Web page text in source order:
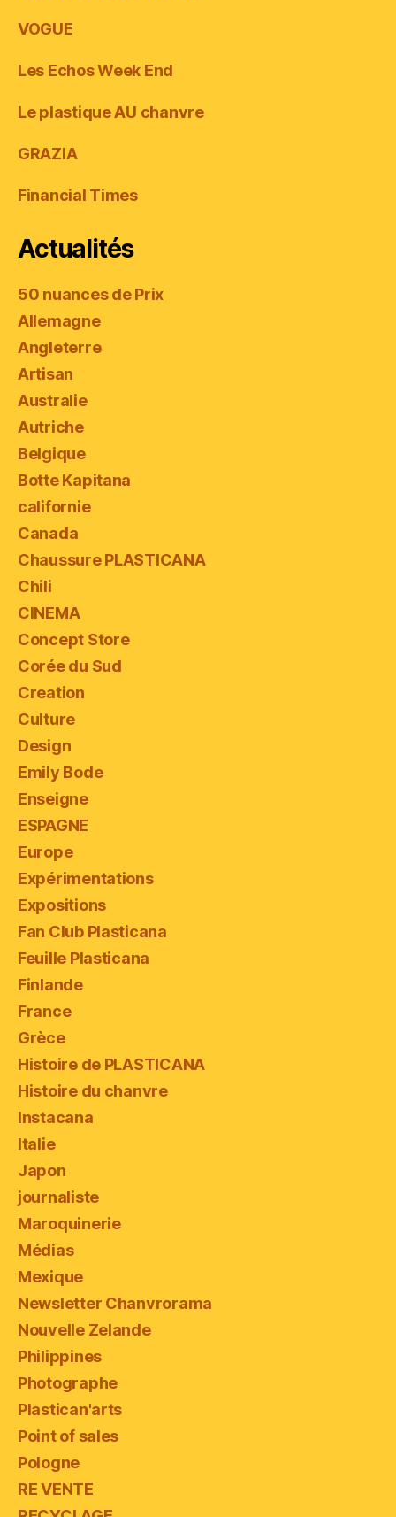
VOGUE
Les Echos Week End
Le plastique AU chanvre
GRAZIA
Financial Times
Actualités
50 nuances de Prix
Allemagne
Angleterre
Artisan
Australie
Autriche
Belgique
Botte Kapitana
californie
Canada
Chaussure PLASTICANA
Chili
CINEMA
Concept Store
Corée du Sud
Creation
Culture
Design
Emily Bode
Enseigne
ESPAGNE
Europe
Expérimentations
Expositions
Fan Club Plasticana
Feuille Plasticana
Finlande
France
Grèce
Histoire de PLASTICANA
Histoire du chanvre
Instacana
Italie
Japon
journaliste
Maroquinerie
Médias
Mexique
Newsletter Chanvrorama
Nouvelle Zelande
Philippines
Photographe
Plastican'arts
Point of sales
Pologne
RE VENTE